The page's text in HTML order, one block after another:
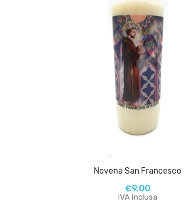
,
Novena San Francesco
€9.00
IVA inclusa